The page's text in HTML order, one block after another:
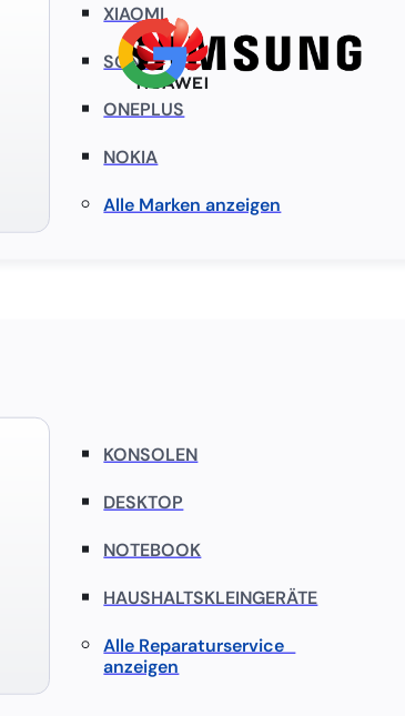
XIAOMI
SONY
ONEPLUS
NOKIA
Alle Marken anzeigen
KONSOLEN
DESKTOP
NOTEBOOK
HAUSHALTSKLEINGERÄTE
Alle Reparaturservice
anzeigen